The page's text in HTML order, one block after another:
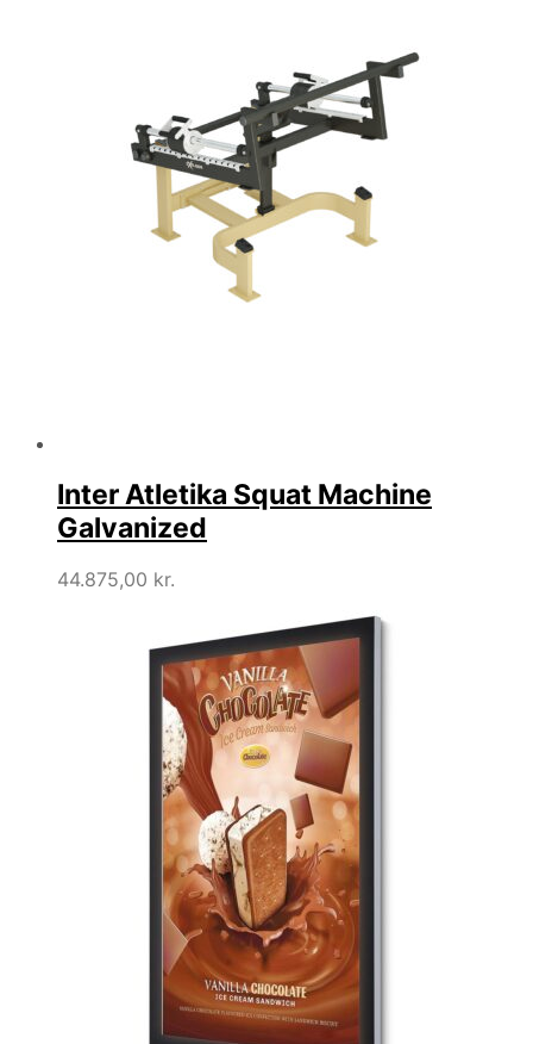
Inter Atletika Squat Machine
Galvanized
44.875,00 kr.